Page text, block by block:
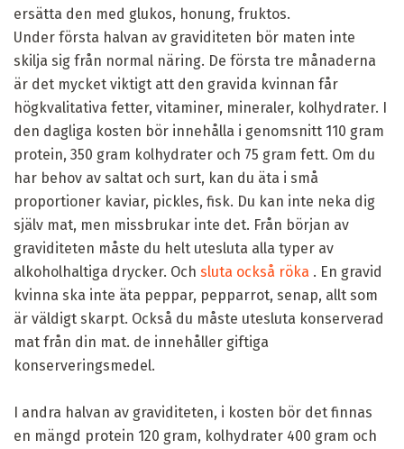
ersätta den med glukos, honung, fruktos.
Under första halvan av graviditeten bör maten inte
skilja sig från normal näring. De första tre månaderna
är det mycket viktigt att den gravida kvinnan får
högkvalitativa fetter, vitaminer, mineraler, kolhydrater. I
den dagliga kosten bör innehålla i genomsnitt 110 gram
protein, 350 gram kolhydrater och 75 gram fett. Om du
har behov av saltat och surt, kan du äta i små
proportioner kaviar, pickles, fisk. Du kan inte neka dig
själv mat, men missbrukar inte det. Från början av
graviditeten måste du helt utesluta alla typer av
alkoholhaltiga drycker. Och sluta också röka . En gravid
kvinna ska inte äta peppar, pepparrot, senap, allt som
är väldigt skarpt. Också du måste utesluta konserverad
mat från din mat. de innehåller giftiga
konserveringsmedel.
I andra halvan av graviditeten, i kosten bör det finnas
en mängd protein 120 gram, kolhydrater 400 gram och